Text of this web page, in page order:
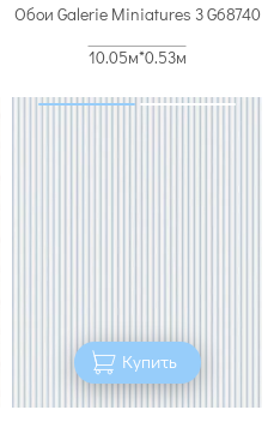
Обои Galerie Miniatures 3 G68740
10.05м*0.53м
Купить